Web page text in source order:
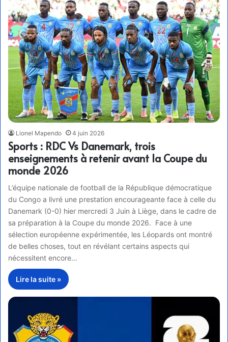
Lionel Mapendo 4 juin 2026
Sports : RDC Vs Danemark, trois
enseignements à retenir avant la Coupe du
monde 2026
L’équipe nationale de football de la République démocratique
du Congo a livré une prestation encourageante face à celle du
Danemark (0-0) hier mercredi 3 Juin à Liège, dans le cadre de
sa préparation à la Coupe du monde 2026. Face à une
sélection européenne expérimentée, les Léopards ont montré
de belles choses, tout en révélant certains aspects qui
nécessitent encore…
Lire la suite »